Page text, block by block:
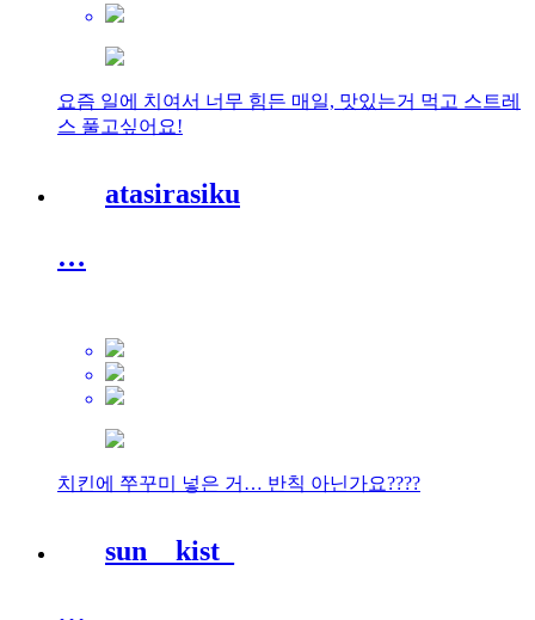
요즘 일에 치여서 너무 힘든 매일, 맛있는거 먹고 스트레
스 풀고싶어요!
atasirasiku
…
치킨에 쭈꾸미 넣은 거… 반칙 아닌가요????
sun__kist_